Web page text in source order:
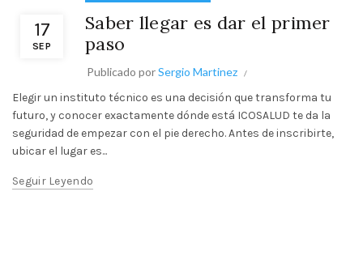
17
SEP
Saber llegar es dar el primer
paso
Publicado porSergio Martinez
Elegir un instituto técnico es una decisión que transforma tu
futuro, y conocer exactamente dónde está ICOSALUD te da la
seguridad de empezar con el pie derecho. Antes de inscribirte,
ubicar el lugar es...
Seguir Leyendo